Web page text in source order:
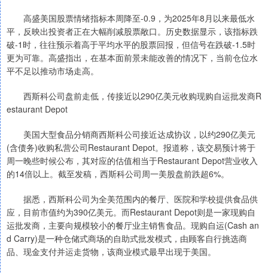
高盛美国股票情绪指标本周降至-0.9，为2025年8月以来最低水
平，反映出投资者正在大幅削减股票敞口。历史数据显示，该指标跌
破-1时，往往预示着高于平均水平的股票回报，但信号在跌破-1.5时
更为可靠。高盛指出，在基本面前景未能改善的情况下，当前仓位水
平不足以推动市场走高。
西斯科公司盘前走低，传接近以290亿美元收购现购自运批发商R
estaurant Depot
美国大型食品分销商西斯科公司接近达成协议，以约290亿美元
(含债务)收购私营公司Restaurant Depot。报道称，该交易预计将于
周一晚些时候公布，其对应的估值相当于Restaurant Depot营业收入
的14倍以上。截至发稿，西斯科公司周一美股盘前跌超6%。
据悉，西斯科公司为全美范围内的餐厅、医院和学校提供食品供
应，目前市值约为390亿美元。而Restaurant Depot则是一家现购自
运批发商，主要向规模较小的餐厅业主销售食品。现购自运(Cash an
d Carry)是一种仓储式商场的自助式批发模式，由顾客自行挑选商
品、现金支付并运走货物，该商业模式最早出现于美国。